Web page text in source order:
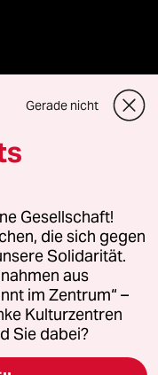
oder für Genehmigungen
Richtlinien
AGB
(Ads)
Gerade nicht
Gesellschaft!
die sich gegen
Solidarität.
aus
im Zentrum“ –
Kulturzentren
Sie dabei?